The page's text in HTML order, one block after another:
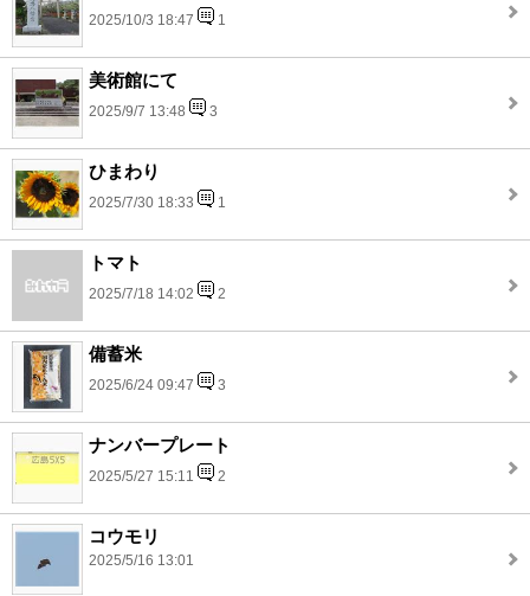
2025/10/3 18:47 1
美術館にて
2025/9/7 13:48 3
ひまわり
2025/7/30 18:33 1
トマト
2025/7/18 14:02 2
備蓄米
2025/6/24 09:47 3
ナンバープレート
2025/5/27 15:11 2
コウモリ
2025/5/16 13:01